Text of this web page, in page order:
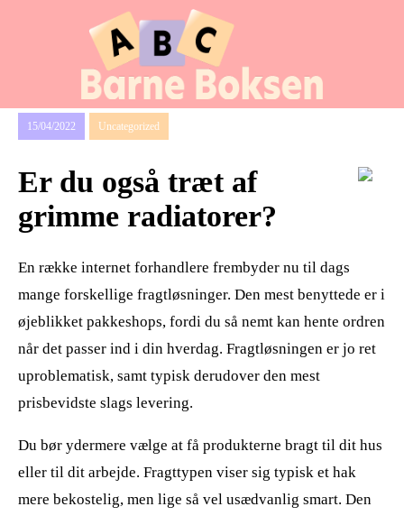
15/04/2022 Uncategorized
Er du også træt af
grimme radiatorer?
En række internet forhandlere frembyder nu til dags
mange forskellige fragtløsninger. Den mest benyttede er i
øjeblikket pakkeshops, fordi du så nemt kan hente ordren
når det passer ind i din hverdag. Fragtløsningen er jo ret
uproblematisk, samt typisk derudover den mest
prisbevidste slags levering.
Du bør ydermere vælge at få produkterne bragt til dit hus
eller til dit arbejde. Fragttypen viser sig typisk et hak
mere bekostelig, men lige så vel usædvanlig smart. Den